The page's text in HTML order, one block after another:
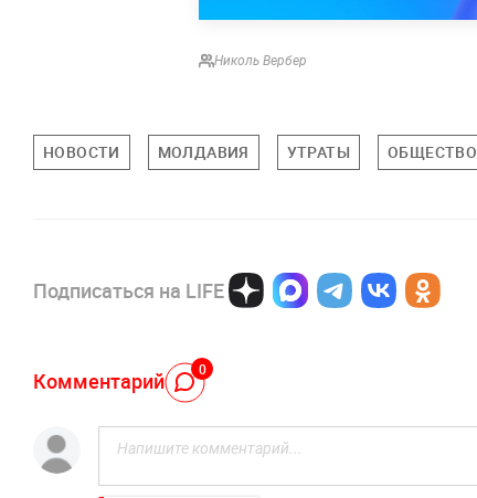
Николь Вербер
НОВОСТИ МОЛДАВИЯ УТРАТЫ ОБЩЕСТВО
Подписаться на LIFE
Комментарий 0